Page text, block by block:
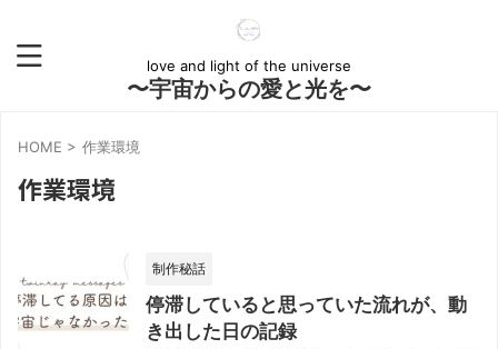
love and light of the universe
〜宇宙からの愛と光を〜
HOME > 作業環境
作業環境
制作秘話
停滞していると思っていた流れが、動
き出した日の記録